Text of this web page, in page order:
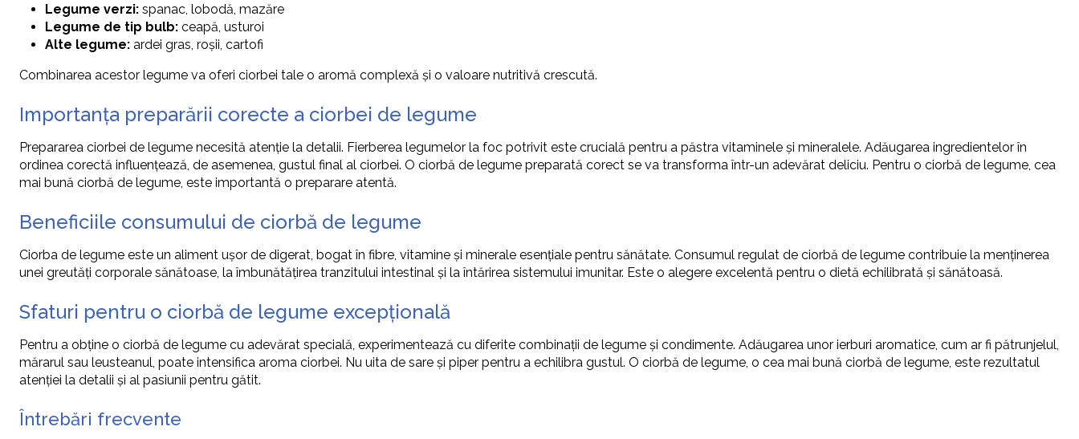
Legume verzi: spanac, lobodă, mazăre
Legume de tip bulb: ceapă, usturoi
Alte legume: ardei gras, roșii, cartofi
Combinarea acestor legume va oferi ciorbei tale o aromă complexă și o valoare nutritivă crescută.
Importanța preparării corecte a ciorbei de legume
Prepararea ciorbei de legume necesită atenție la detalii. Fierberea legumelor la foc potrivit este crucială pentru a păstra vitaminele și mineralele. Adăugarea ingredientelor în
ordinea corectă influențează, de asemenea, gustul final al ciorbei. O ciorbă de legume preparată corect se va transforma într-un adevărat deliciu. Pentru o ciorbă de legume, cea
mai bună ciorbă de legume, este importantă o preparare atentă.
Beneficiile consumului de ciorbă de legume
Ciorba de legume este un aliment ușor de digerat, bogat în fibre, vitamine și minerale esențiale pentru sănătate. Consumul regulat de ciorbă de legume contribuie la menținerea
unei greutăți corporale sănătoase, la îmbunătățirea tranzitului intestinal și la întărirea sistemului imunitar. Este o alegere excelentă pentru o dietă echilibrată și sănătoasă.
Sfaturi pentru o ciorbă de legume excepțională
Pentru a obține o ciorbă de legume cu adevărat specială, experimentează cu diferite combinații de legume și condimente. Adăugarea unor ierburi aromatice, cum ar fi pătrunjelul,
mărarul sau leusteanul, poate intensifica aroma ciorbei. Nu uita de sare și piper pentru a echilibra gustul. O ciorbă de legume, o cea mai bună ciorbă de legume, este rezultatul
atenției la detalii și al pasiunii pentru gătit.
Întrebări frecvente